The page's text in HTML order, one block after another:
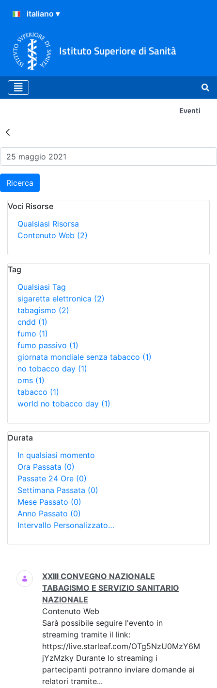
Istituto Superiore di Sanità
Eventi
Risultati della Ricerca -
Ricerca
Voci Risorse
Qualsiasi Risorsa
Contenuto Web (2)
Tag
Qualsiasi Tag
sigaretta elettronica (2)
tabagismo (2)
cndd (1)
fumo (1)
fumo passivo (1)
giornata mondiale senza tabacco (1)
no tobacco day (1)
oms (1)
tabacco (1)
world no tobacco day (1)
Durata
In qualsiasi momento
Ora Passata (0)
Passate 24 Ore (0)
Settimana Passata (0)
Mese Passato (0)
Anno Passato (0)
Intervallo Personalizzato…
Ricerca
XXIII CONVEGNO NAZIONALE
TABAGISMO E SERVIZIO SANITARIO
NAZIONALE
Contenuto Web
Sarà possibile seguire l'evento in
streaming tramite il link:
https://live.starleaf.com/OTg5NzU0MzY6M
jYzMzky Durante lo streaming i
partecipanti potranno inviare domande ai
relatori tramite...